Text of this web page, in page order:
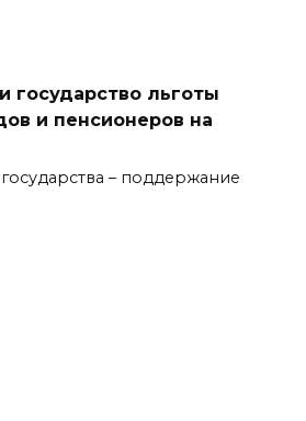
государство льготы
и пенсионеров на
– поддержание